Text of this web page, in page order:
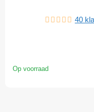
40
Op voorraad